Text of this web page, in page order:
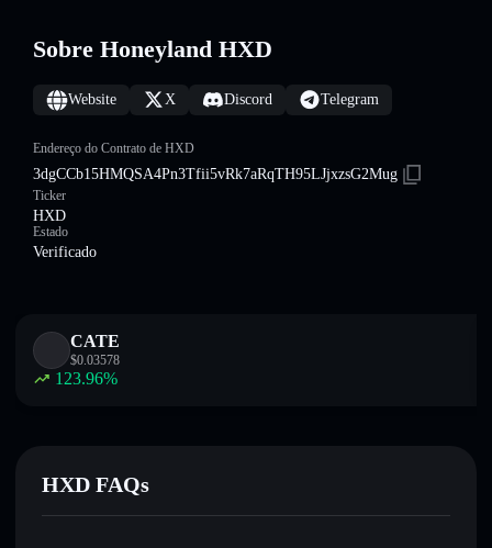
Sobre Honeyland HXD
Website X Discord Telegram
Endereço do Contrato de HXD
3dgCCb15HMQSA4Pn3Tfii5vRk7aRqTH95LJjxzsG2Mug
Ticker
HXD
Estado
Verificado
CATE
$0.03578
123.96%
HXD FAQs